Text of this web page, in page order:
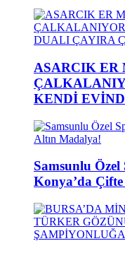
ASARCIK ER
KENDİ
Samsunlu Özel
Konya’da